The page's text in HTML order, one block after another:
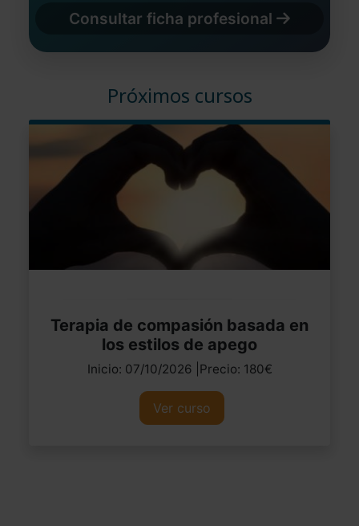
Consultar ficha profesional
Próximos cursos
Terapia de compasión basada en
los estilos de apego
Inicio: 07/10/2026 |Precio: 180€
Ver curso